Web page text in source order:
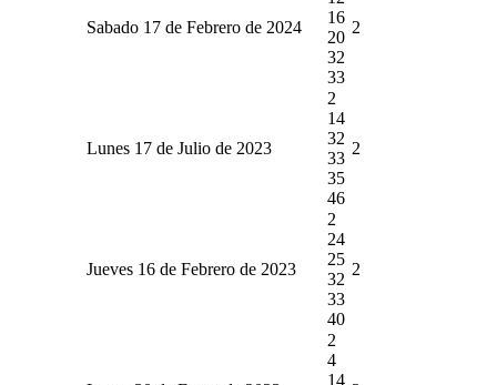
Sabado 17 de Febrero de 2024
16
20
32
33
2
Lunes 17 de Julio de 2023
2
14
32
33
35
46
2
Jueves 16 de Febrero de 2023
2
24
25
32
33
40
2
2
4
14